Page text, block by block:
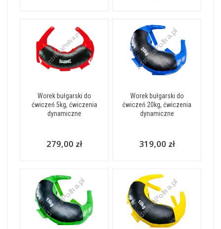
Worek bułgarski do
ćwiczeń 5kg, ćwiczenia
dynamiczne
279,00 zł
Worek bułgarski do
ćwiczeń 20kg, ćwiczenia
dynamiczne
319,00 zł